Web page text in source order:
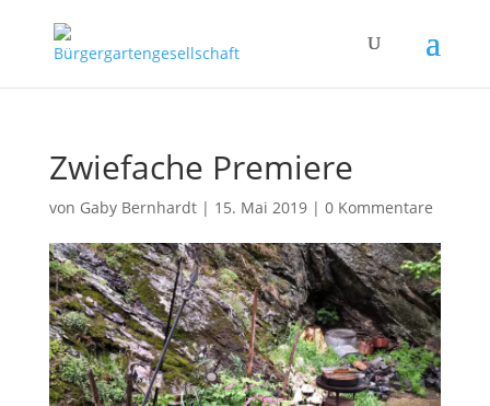
Zwiefache Premiere
von Gaby Bernhardt| 15. Mai 2019| 0 Kommentare